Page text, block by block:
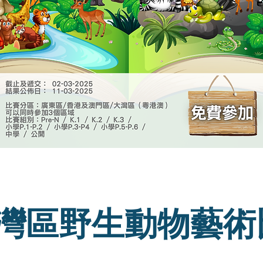
區野生動物藝